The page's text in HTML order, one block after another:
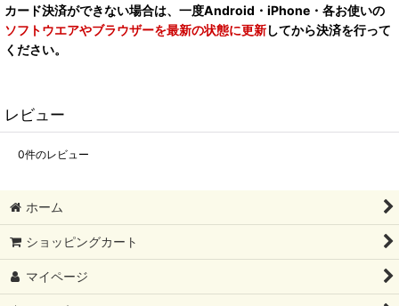
カード決済ができない場合は、一度Android・iPhone・各お使いの
ソフトウエアやブラウザーを最新の状態に更新してから決済を行って
ください。
レビュー
0件のレビュー
ホーム
ショッピングカート
マイページ